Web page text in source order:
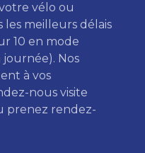
vélo ou
meilleurs délais
10 en mode
journée). Nos
à vos
nous visite
prenez rendez-